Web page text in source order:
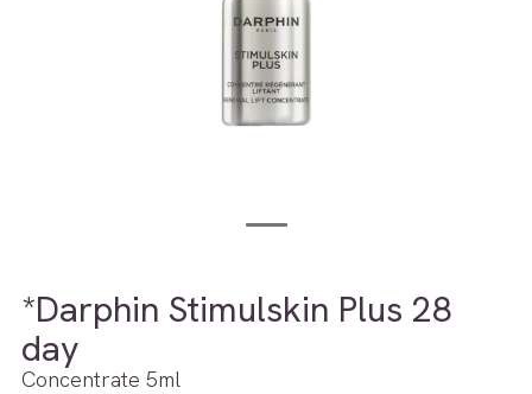
*Darphin Stimulskin Plus 28
day
Concentrate 5ml